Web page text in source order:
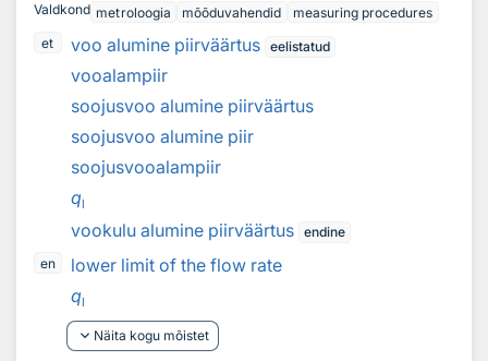
Valdkond metroloogia mõõduvahendid
measuring procedures
et
voo alumine piirväärtus eelistatud
vooalampiir
soojusvoo alumine piirväärtus
soojusvoo alumine piir
soojusvooalampiir
ql
vookulu alumine piirväärtus endine
en
lower limit of the flow rate
ql
keyboard_arrow_down Näita kogu mõistet